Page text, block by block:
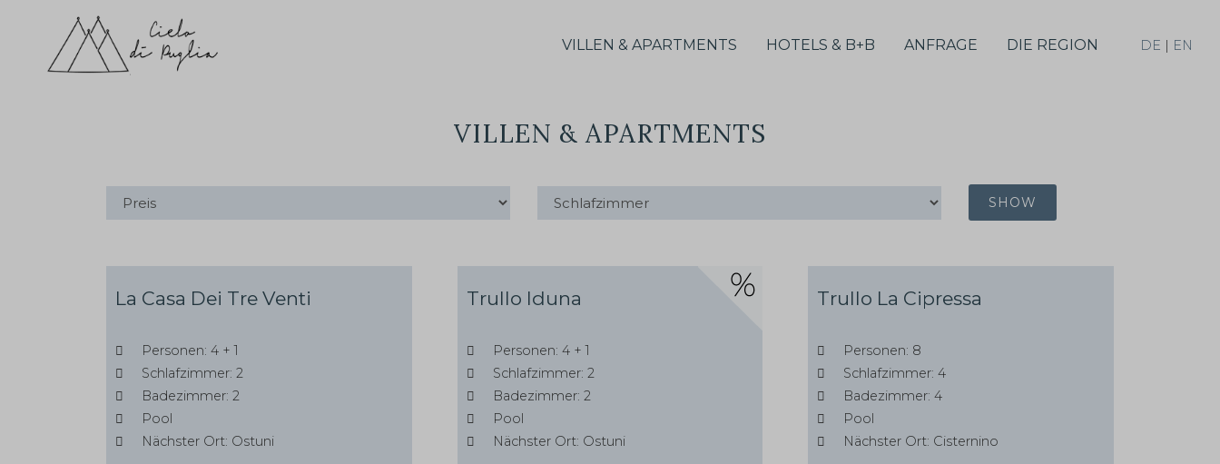
DE | EN
VILLEN & APARTMENTS HOTELS & B+B ANFRAGE DIE REGION
VILLEN & APARTMENTS
SHOW
La Casa Dei Tre Venti
Personen: 4 + 1
Schlafzimmer: 2
Badezimmer: 2
Pool
Nächster Ort: Ostuni
Trullo Iduna
Personen: 4 + 1
Schlafzimmer: 2
Badezimmer: 2
Pool
Nächster Ort: Ostuni
Trullo La Cipressa
Personen: 8
Schlafzimmer: 4
Badezimmer: 4
Pool
Nächster Ort: Cisternino